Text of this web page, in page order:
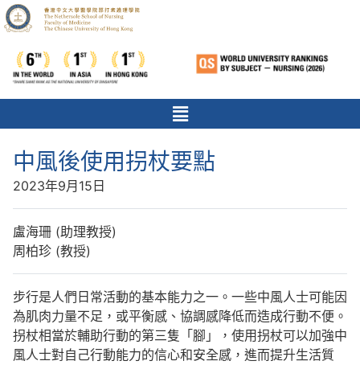
中風後使用拐杖要點
2023年9月15日
盧海珊 (助理教授)
周柏珍 (教授)
步行是人們日常活動的基本能力之一。一些中風人士可能因
為肌肉力量不足，或平衡感、協調感降低而造成行動不便。
拐杖相當於輔助行動的第三隻「腳」，使用拐杖可以加強中
風人士對自己行動能力的信心和安全感，進而提升生活質